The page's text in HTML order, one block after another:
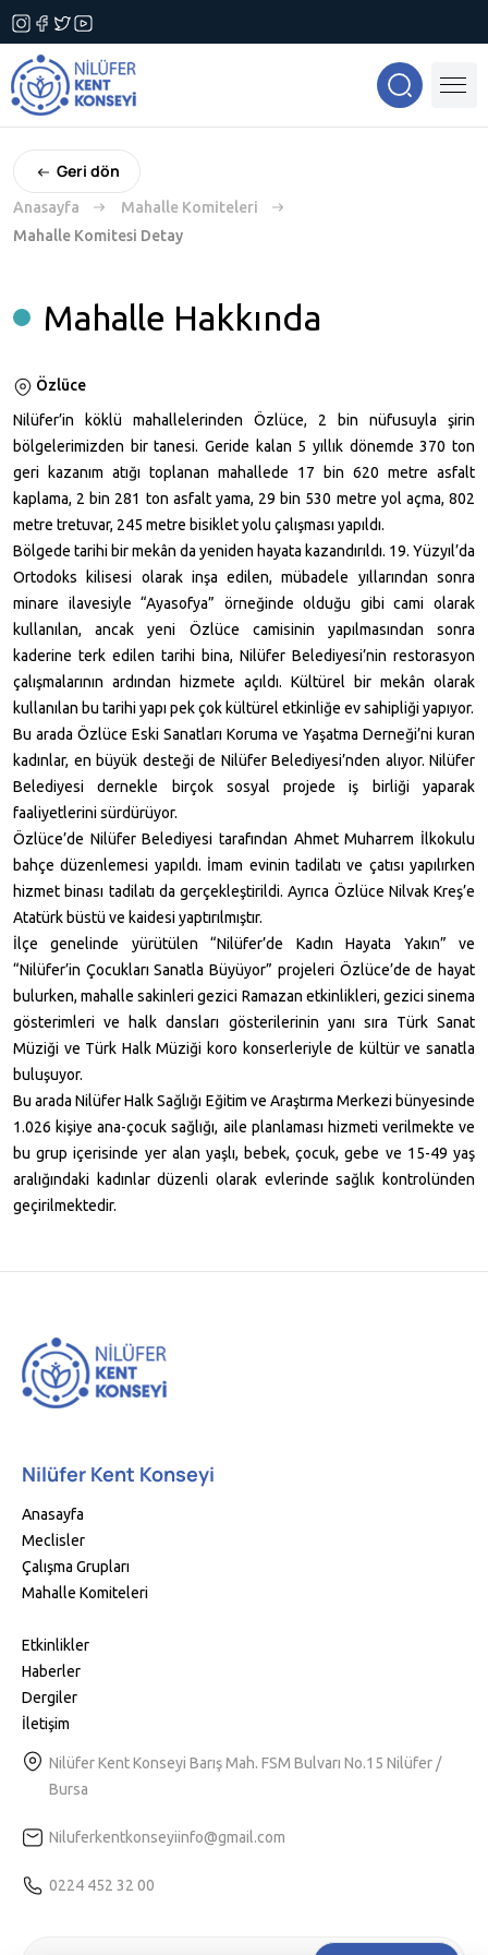
Geri dön
Anasayfa
Mahalle Komiteleri
Mahalle Komitesi Detay
Mahalle Hakkında
Özlüce
Nilüfer’in köklü mahallelerinden Özlüce, 2 bin nüfusuyla şirin
bölgelerimizden bir tanesi. Geride kalan 5 yıllık dönemde 370 ton
geri kazanım atığı toplanan mahallede 17 bin 620 metre asfalt
kaplama, 2 bin 281 ton asfalt yama, 29 bin 530 metre yol açma, 802
metre tretuvar, 245 metre bisiklet yolu çalışması yapıldı.
Bölgede tarihi bir mekân da yeniden hayata kazandırıldı. 19. Yüzyıl’da
Ortodoks kilisesi olarak inşa edilen, mübadele yıllarından sonra
minare ilavesiyle “Ayasofya” örneğinde olduğu gibi cami olarak
kullanılan, ancak yeni Özlüce camisinin yapılmasından sonra
kaderine terk edilen tarihi bina, Nilüfer Belediyesi’nin restorasyon
çalışmalarının ardından hizmete açıldı. Kültürel bir mekân olarak
kullanılan bu tarihi yapı pek çok kültürel etkinliğe ev sahipliği yapıyor.
Bu arada Özlüce Eski Sanatları Koruma ve Yaşatma Derneği’ni kuran
kadınlar, en büyük desteği de Nilüfer Belediyesi’nden alıyor. Nilüfer
Belediyesi dernekle birçok sosyal projede iş birliği yaparak
faaliyetlerini sürdürüyor.
Özlüce’de Nilüfer Belediyesi tarafından Ahmet Muharrem İlkokulu
bahçe düzenlemesi yapıldı. İmam evinin tadilatı ve çatısı yapılırken
hizmet binası tadilatı da gerçekleştirildi. Ayrıca Özlüce Nilvak Kreş’e
Atatürk büstü ve kaidesi yaptırılmıştır.
İlçe genelinde yürütülen “Nilüfer’de Kadın Hayata Yakın” ve
“Nilüfer’in Çocukları Sanatla Büyüyor” projeleri Özlüce’de de hayat
bulurken, mahalle sakinleri gezici Ramazan etkinlikleri, gezici sinema
gösterimleri ve halk dansları gösterilerinin yanı sıra Türk Sanat
Müziği ve Türk Halk Müziği koro konserleriyle de kültür ve sanatla
buluşuyor.
Bu arada Nilüfer Halk Sağlığı Eğitim ve Araştırma Merkezi bünyesinde
1.026 kişiye ana-çocuk sağlığı, aile planlaması hizmeti verilmekte ve
bu grup içerisinde yer alan yaşlı, bebek, çocuk, gebe ve 15-49 yaş
aralığındaki kadınlar düzenli olarak evlerinde sağlık kontrolünden
geçirilmektedir.
Nilüfer Kent Konseyi
Anasayfa
Meclisler
Çalışma Grupları
Mahalle Komiteleri
Etkinlikler
Haberler
Dergiler
İletişim
Nilüfer Kent Konseyi Barış Mah. FSM Bulvarı No.15 Nilüfer /
Bursa
Niluferkentkonseyiinfo@gmail.com
0224 452 32 00